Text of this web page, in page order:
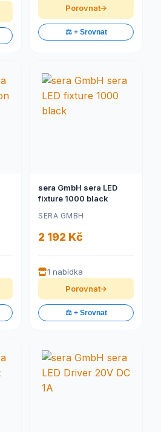
Porovnat
⚖️ + Srovnat
sera GmbH sera LED
fixture 1000 black
SERA GMBH
2 192 Kč
1 nabídka
Porovnat
⚖️ + Srovnat